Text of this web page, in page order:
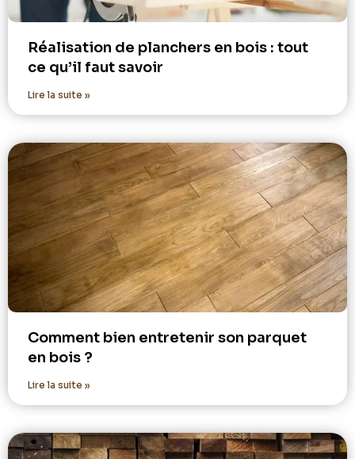
Réalisation de planchers en bois : tout
ce qu’il faut savoir
Lire la suite »
Comment bien entretenir son parquet
en bois ?
Lire la suite »